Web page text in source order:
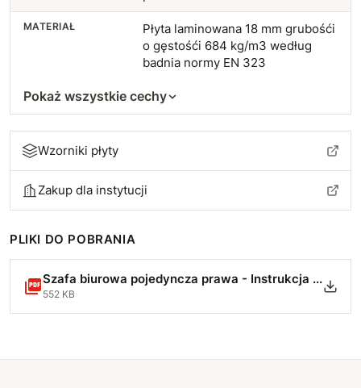
MATERIAŁ
Płyta laminowana 18 mm grubośći
o gęstośći 684 kg/m3 według
badnia normy EN 323
Pokaż wszystkie cechy
Wzorniki płyty
Zakup dla instytucji
PLIKI DO POBRANIA
Szafa biurowa pojedyncza prawa - Instrukcja Montażu.pdf
552 KB